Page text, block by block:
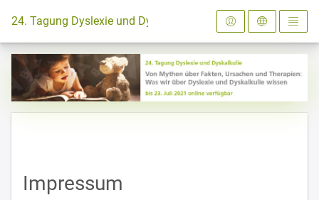
Zur Startseite
24. Tagung Dyslexie und Dyskalkulie 2021
Impressum